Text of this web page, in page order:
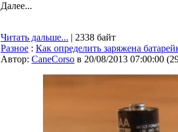
Далее...
Читать дальше... | 2338 байт
Разное : Как определить заряжена
Автор: CaneCorso в 20/08/2013 07:00:00 (